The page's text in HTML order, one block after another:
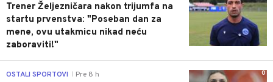
Trener Željezničara nakon trijumfa na
startu prvenstva: "Poseban dan za
mene, ovu utakmicu nikad neću
zaboraviti!"
0
OSTALI SPORTOVI Pre 8 h